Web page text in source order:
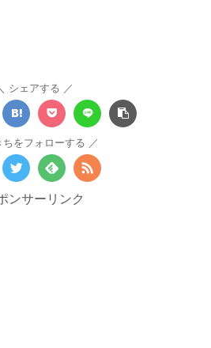
シェアする
ちをフォローする
ンサーリンク